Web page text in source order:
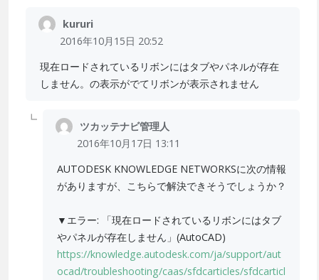
kururi
2016年10月15日 20:52
現在ロードされているリボンにはタブやパネルが存在
しません。の表示がでてリボンが表示されません
ツカッテナビ管理人
2016年10月17日 13:11
AUTODESK KNOWLEDGE NETWORKSに次の情報
がありますが、こちらで解決できそうでしょうか？
▼エラー: 「現在ロードされているリボンにはタブ
やパネルが存在しません」(AutoCAD)
https://knowledge.autodesk.com/ja/support/aut
ocad/troubleshooting/caas/sfdcarticles/sfdcarticl